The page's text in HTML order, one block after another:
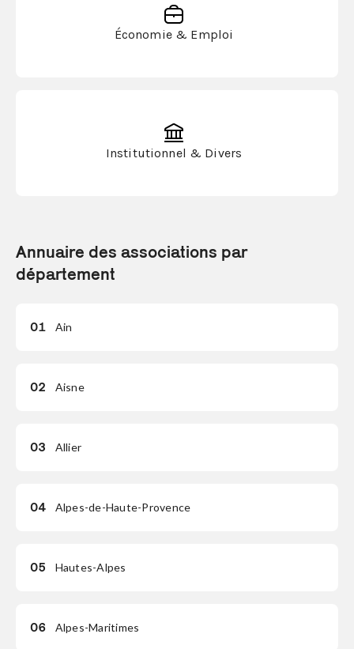
Économie & Emploi
Institutionnel & Divers
Annuaire des associations par
département
01 Ain
02 Aisne
03 Allier
04 Alpes-de-Haute-Provence
05 Hautes-Alpes
06 Alpes-Maritimes